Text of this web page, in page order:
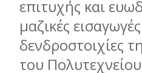
επιτυχής και
μαζικές
δενδροστοιχίες
του